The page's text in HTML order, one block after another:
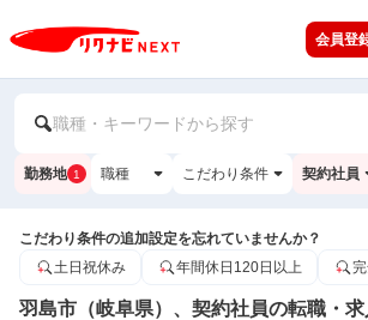
会員登
職種・キーワードから探す
勤務地 1 職種 こだわり条件 契約社員
こだわり条件の追加設定を忘れていませんか？
土日祝休み
年間休日120日以上
羽島市（岐阜県）、契約社員の転職・求